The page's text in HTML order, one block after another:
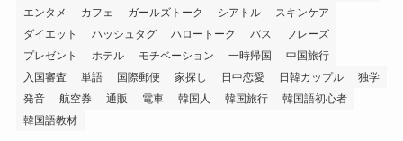
エンタメ
カフェ ガールズトーク シアトル
スキンケア
ダイエット
ハッシュタグ ハロートーク バス
フレーズ
プレゼント
ホテル モチベーション 一時帰国
中国旅行
入国審査
単語 国際郵便 家探し 日中恋愛 日韓カップル
独学
発音
航空券 通販 電車 韓国人 韓国旅行
韓国語初心者
韓国語教材